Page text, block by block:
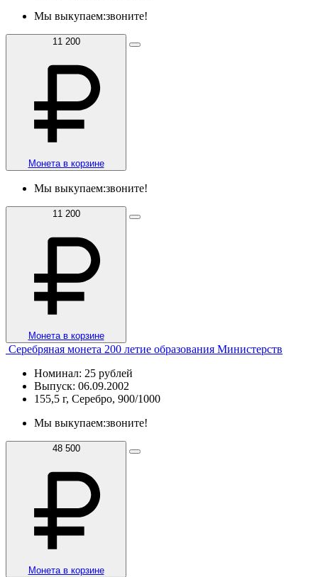
Мы выкупаем:звоните!
11 200
Монета в корзине
Мы выкупаем:звоните!
11 200
Монета в корзине
Серебряная монета 200 летие образования Министерств
Номинал: 25 рублей
Выпуск: 06.09.2002
155,5 г, Серебро, 900/1000
Мы выкупаем:звоните!
48 500
Монета в корзине